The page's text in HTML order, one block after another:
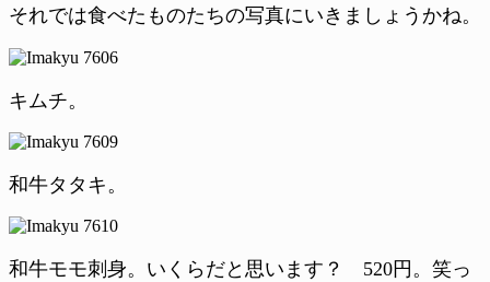
それでは食べたものたちの写真にいきましょうかね。
キムチ。
和牛タタキ。
和牛モモ刺身。いくらだと思います？ 520円。笑っ